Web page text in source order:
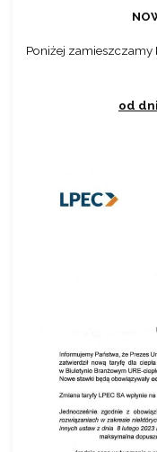
Poniżej zamieszczamy
od